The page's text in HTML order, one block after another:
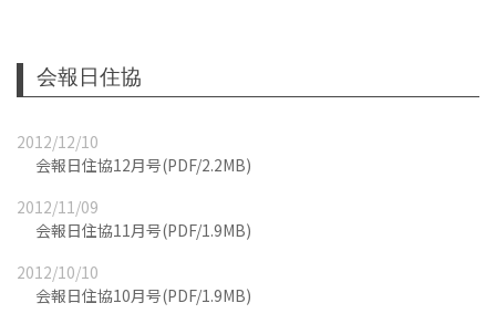
会報日住協
2012/12/10
会報日住協12月号(PDF/2.2MB)
2012/11/09
会報日住協11月号(PDF/1.9MB)
2012/10/10
会報日住協10月号(PDF/1.9MB)